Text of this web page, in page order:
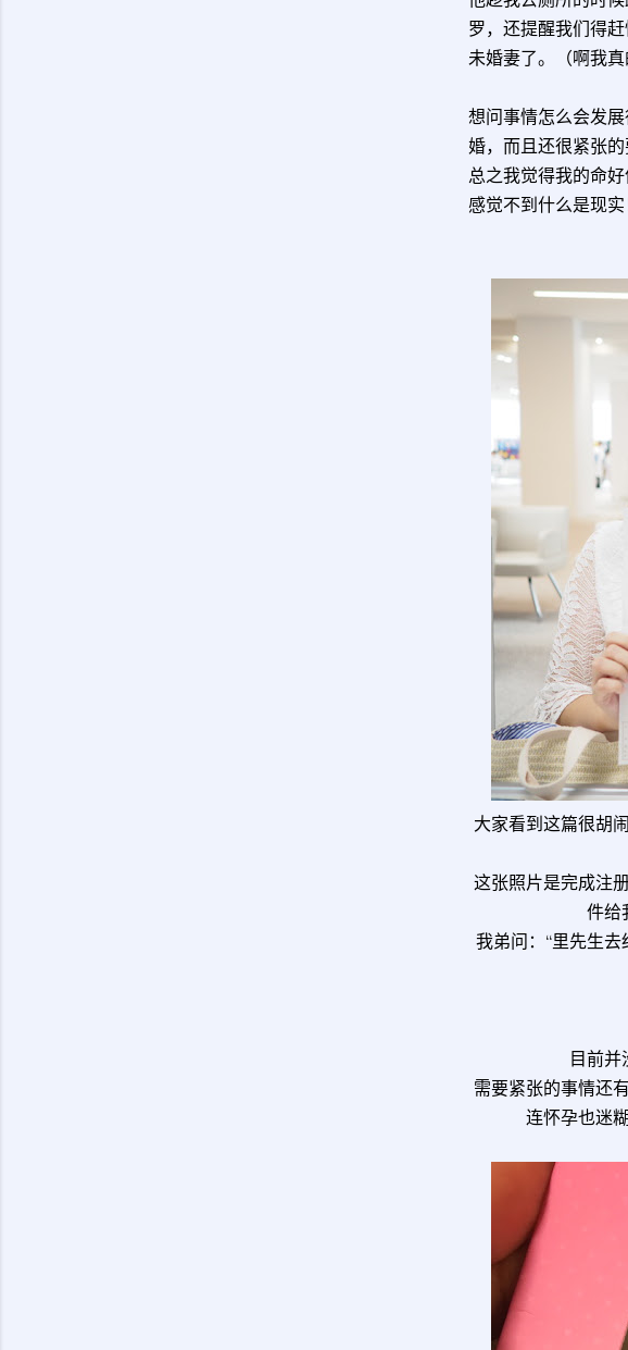
罗，还提醒我们得
未婚妻了。（啊我真
想问事情怎么会发
婚，而且还很紧张
总之我觉得我的命
感觉不到什么是现实
大家看到这篇很胡
这张照片是完成注
件给
我弟问：“里先生
目前
需要紧张的事情还
连怀孕也迷